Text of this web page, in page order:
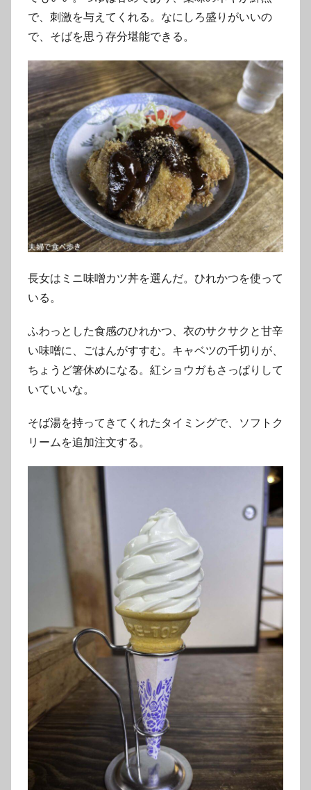
で、刺激を与えてくれる。なにしろ盛りがいいの
で、そばを思う存分堪能できる。
長女はミニ味噌カツ丼を選んだ。ひれかつを使って
いる。
ふわっとした食感のひれかつ、衣のサクサクと甘辛
い味噌に、ごはんがすすむ。キャベツの千切りが、
ちょうど箸休めになる。紅ショウガもさっぱりして
いていいな。
そば湯を持ってきてくれたタイミングで、ソフトク
リームを追加注文する。